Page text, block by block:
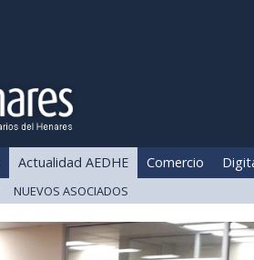
Actualidad AEDHE Comercio
NUEVOS ASOCIADOS